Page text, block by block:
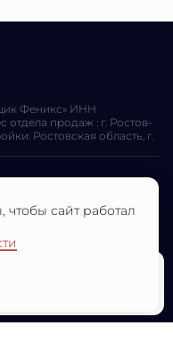
Феникс» ИНН
отдела продаж : г. Ростов-
Ростовская область, г.
сайт работал